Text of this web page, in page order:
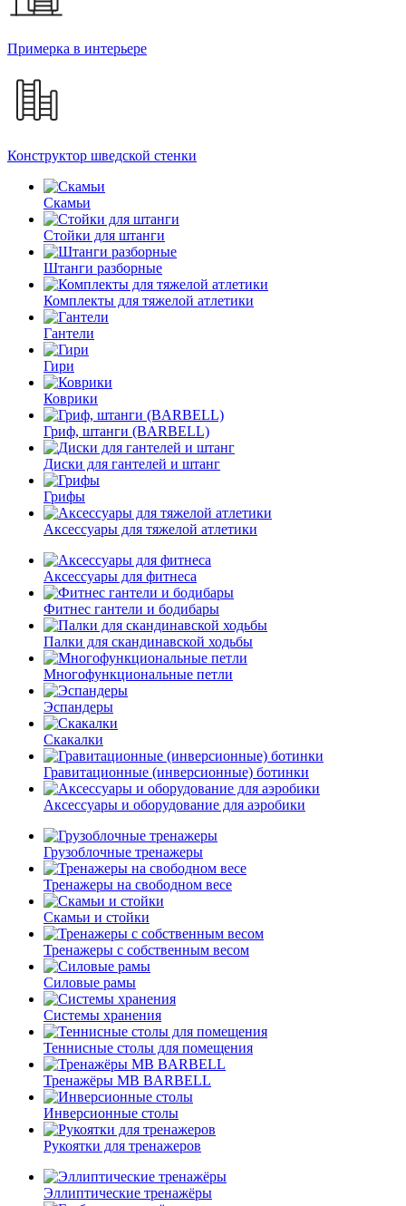
Примерка в интерьере
Конструктор шведской стенки
Скамьи
Стойки для штанги
Штанги разборные
Комплекты для тяжелой атлетики
Гантели
Гири
Коврики
Гриф, штанги (BARBELL)
Диски для гантелей и штанг
Грифы
Аксессуары для тяжелой атлетики
Аксессуары для фитнеса
Фитнес гантели и бодибары
Палки для скандинавской ходьбы
Многофункциональные петли
Эспандеры
Скакалки
Гравитационные (инверсионные) ботинки
Аксессуары и оборудование для аэробики
Грузоблочные тренажеры
Тренажеры на свободном весе
Скамьи и стойки
Тренажеры с собственным весом
Силовые рамы
Системы хранения
Теннисные столы для помещения
Тренажёры MB BARBELL
Инверсионные столы
Рукоятки для тренажеров
Эллиптические тренажёры